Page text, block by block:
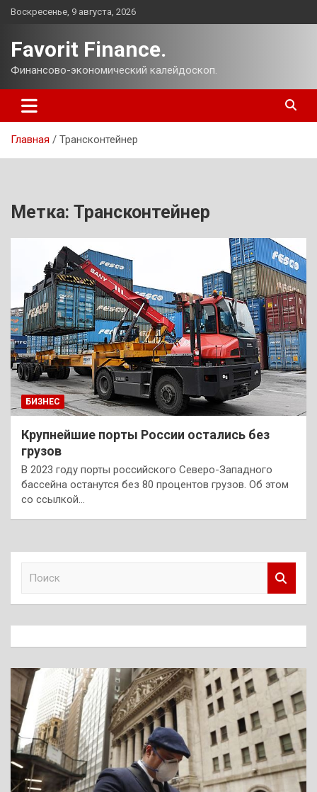
Перейти
Воскресенье, 9 августа, 2026
Favorit Finance.
Финансово-экономический калейдоскоп.
Главная Трансконтейнер
Метка: Трансконтейнер
БИЗНЕС
Крупнейшие порты России остались без
грузов
В 2023 году порты российского Северо-Западного
бассейна останутся без 80 процентов грузов. Об этом
со ссылкой…
к